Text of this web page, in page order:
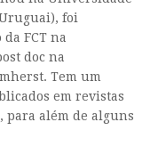
foi
FCT na
doc na
Tem um
em revistas
além de alguns